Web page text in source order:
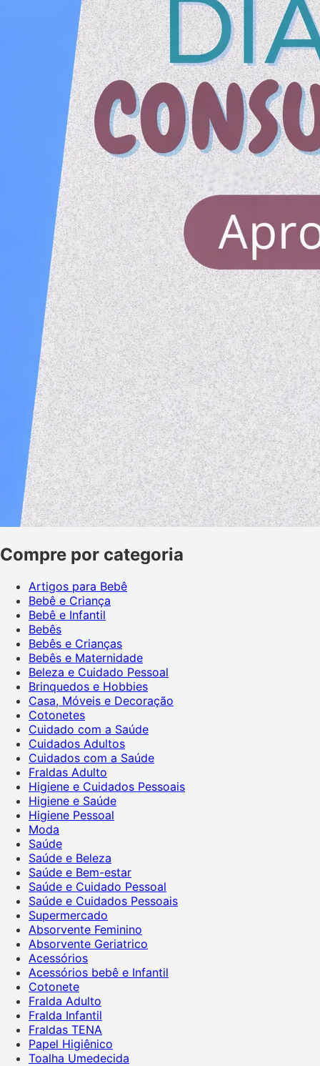
Compre por categoria
Artigos para Bebê
Bebê e Criança
Bebê e Infantil
Bebês
Bebês e Crianças
Bebês e Maternidade
Beleza e Cuidado Pessoal
Brinquedos e Hobbies
Casa, Móveis e Decoração
Cotonetes
Cuidado com a Saúde
Cuidados Adultos
Cuidados com a Saúde
Fraldas Adulto
Higiene e Cuidados Pessoais
Higiene e Saúde
Higiene Pessoal
Moda
Saúde
Saúde e Beleza
Saúde e Bem-estar
Saúde e Cuidado Pessoal
Saúde e Cuidados Pessoais
Supermercado
Absorvente Feminino
Absorvente Geriatrico
Acessórios
Acessórios bebê e Infantil
Cotonete
Fralda Adulto
Fralda Infantil
Fraldas TENA
Papel Higiênico
Toalha Umedecida